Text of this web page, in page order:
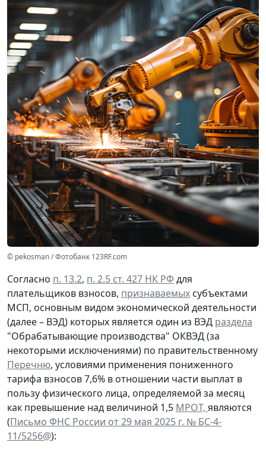
© pekosman / Фотобанк 123RF.com
Согласно п. 13.2, п. 2.5 ст. 427 НК РФ для
плательщиков взносов, признаваемых субъектами
МСП, основным видом экономической деятельности
(далее – ВЭД) которых является один из ВЭД раздела
"Обрабатывающие производства" ОКВЭД (за
некоторыми исключениями) по правительственному
Перечню, условиями применения пониженного
тарифа взносов 7,6% в отношении части выплат в
пользу физического лица, определяемой за месяц
как превышение над величиной 1,5 МРОТ, являются
(Письмо ФНС России от 29 мая 2025 г. № БС-4-
11/5256@):